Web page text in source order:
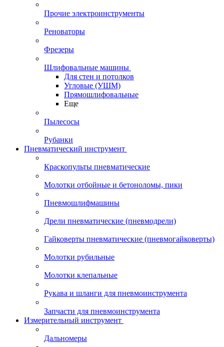
Прочие электроинструменты
Реноваторы
Фрезеры
Шлифовальные машины
Для стен и потолков
Угловые (УШМ)
Прямошлифовальные
Еще
Пылесосы
Рубанки
Пневматический инструмент
Краскопульты пневматические
Молотки отбойные и бетоноломы, пики
Пневмошлифмашины
Дрели пневматические (пневмодрели)
Гайковерты пневматические (пневмогайковерты)
Молотки рубильные
Молотки клепальные
Рукава и шланги для пневмоинструмента
Запчасти для пневмоинструмента
Измерительный инструмент
Дальномеры